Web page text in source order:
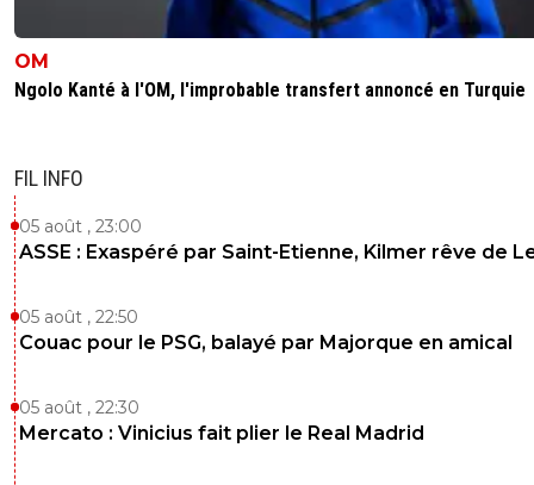
OM
Ngolo Kanté à l'OM, l'improbable transfert annoncé en Turquie
FIL INFO
05 août , 23:00
ASSE : Exaspéré par Saint-Etienne, Kilmer rêve de
05 août , 22:50
Couac pour le PSG, balayé par Majorque en amical
05 août , 22:30
Mercato : Vinicius fait plier le Real Madrid